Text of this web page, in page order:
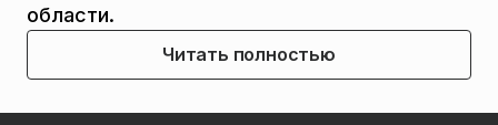
области.
Читать полностью